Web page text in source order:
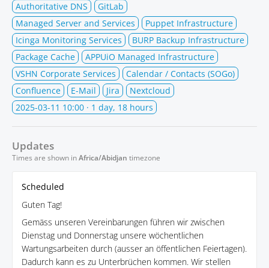
Authoritative DNS
GitLab
Managed Server and Services
Puppet Infrastructure
Icinga Monitoring Services
BURP Backup Infrastructure
Package Cache
APPUiO Managed Infrastructure
VSHN Corporate Services
Calendar / Contacts (SOGo)
Confluence
E-Mail Jira
Nextcloud
2025-03-11 10:00 · 1 day, 18 hours
Updates
Times are shown inAfrica/Abidjan timezone
Scheduled
Guten Tag!
Gemäss unseren Vereinbarungen führen wir zwischen
Dienstag und Donnerstag unsere wöchentlichen
Wartungsarbeiten durch (ausser an öffentlichen Feiertagen).
Dadurch kann es zu Unterbrüchen kommen. Wir stellen